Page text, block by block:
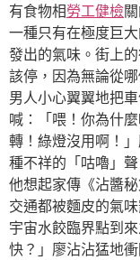
有食物相勞工健檢
一種只有在極度巨
發出的氣味。街上
該停，因為無論從
男人小心翼翼地把
喊：「喂！你為什
轉！綠燈沒用啊！
種不祥的「咕嚕」
他想起家傳《沾醬
交通都被麵皮的氣
宇宙水餃臨界點到
快？」廖沾沾猛地